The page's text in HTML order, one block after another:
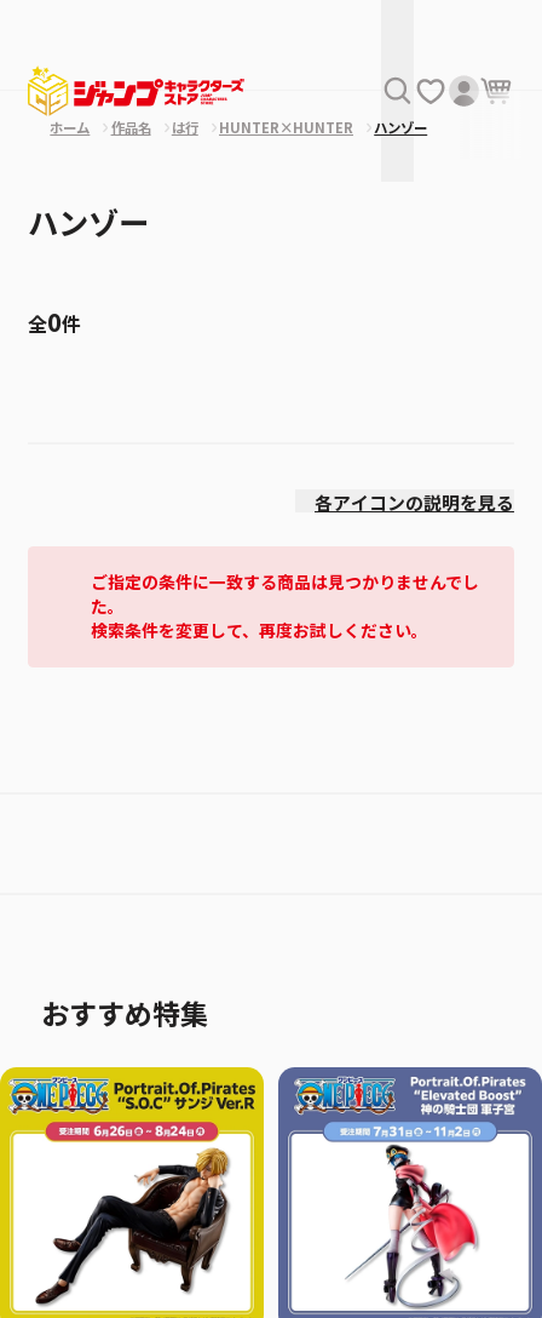
ホーム 作品名 は行 HUNTER×HUNTER ハンゾー
ハンゾー
全0件
各アイコンの説明を見る
ご指定の条件に一致する商品は見つかりませんでし
た。
検索条件を変更して、再度お試しください。
おすすめ特集